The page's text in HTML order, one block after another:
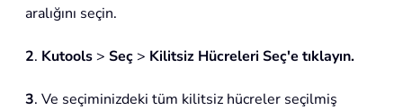
aralığını seçin.
2. Kutools > Seç > Kilitsiz Hücreleri Seç'e tıklayın.
3. Ve seçiminizdeki tüm kilitsiz hücreler seçilmiş